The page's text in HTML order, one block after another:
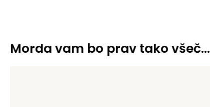
Morda vam bo prav tako všeč…